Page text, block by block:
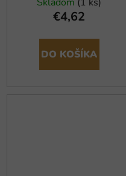
Skladom (1 ks)
€4,62
DO KOŠÍKA